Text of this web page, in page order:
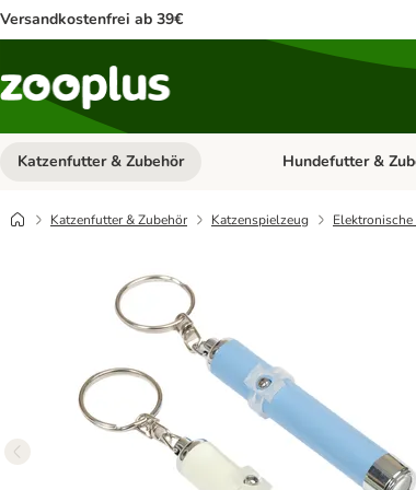
Versandkostenfrei ab 39€
Katzenfutter & Zubehör Kategorie-Menü
Hundefutter &
Katzenfutter & Zubehör Katzenspielzeug